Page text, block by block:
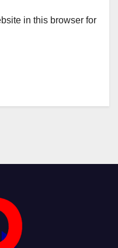
in this browser for